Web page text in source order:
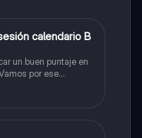
calendario B
un buen puntaje en
por ese
la universidad que
y no la que te